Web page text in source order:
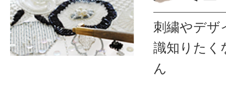
刺繍やデザ
識知りたく
ん